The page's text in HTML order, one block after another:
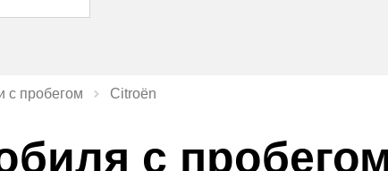
с пробегом Citroën
с
Видео Видео